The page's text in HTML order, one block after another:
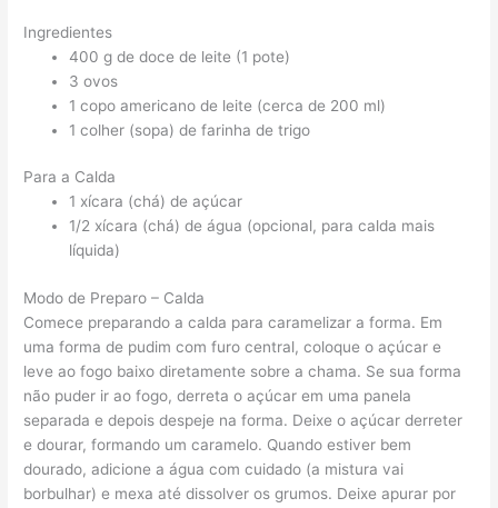
Ingredientes
400 g de doce de leite (1 pote)
3 ovos
1 copo americano de leite (cerca de 200 ml)
1 colher (sopa) de farinha de trigo
Para a Calda
1 xícara (chá) de açúcar
1/2 xícara (chá) de água (opcional, para calda mais
líquida)
Modo de Preparo – Calda
Comece preparando a calda para caramelizar a forma. Em
uma forma de pudim com furo central, coloque o açúcar e
leve ao fogo baixo diretamente sobre a chama. Se sua forma
não puder ir ao fogo, derreta o açúcar em uma panela
separada e depois despeje na forma. Deixe o açúcar derreter
e dourar, formando um caramelo. Quando estiver bem
dourado, adicione a água com cuidado (a mistura vai
borbulhar) e mexa até dissolver os grumos. Deixe apurar por